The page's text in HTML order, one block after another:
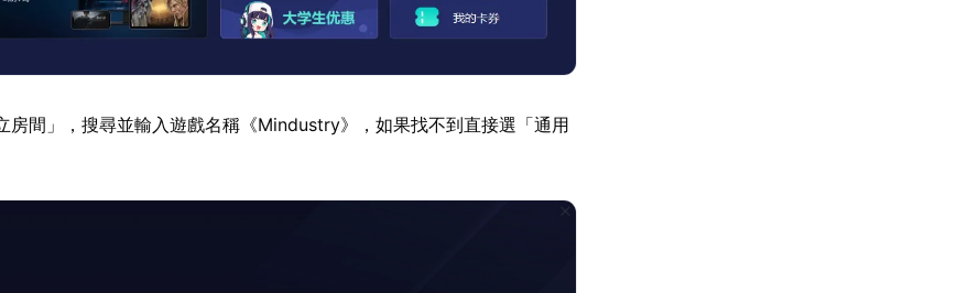
房間」，搜尋並輸入遊戲名稱《Mindustry》，如果找不到直接選「通用